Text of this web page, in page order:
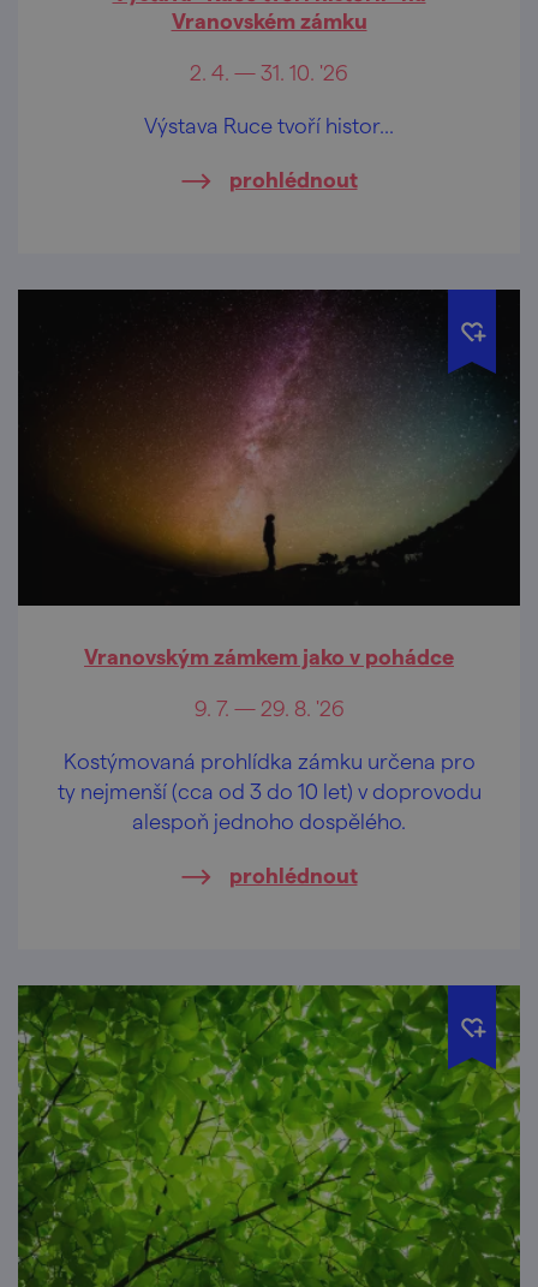
Vranovském zámku
2. 4. — 31. 10. '26
Výstava Ruce tvoří histor...
prohlédnout
Vranovským zámkem jako v pohádce
9. 7. — 29. 8. '26
Kostýmovaná prohlídka zámku určena pro
ty nejmenší (cca od 3 do 10 let) v doprovodu
alespoň jednoho dospělého.
prohlédnout